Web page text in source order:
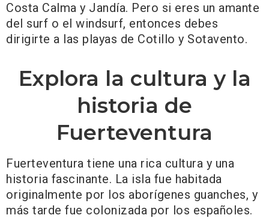
Costa Calma y Jandía. Pero si eres un amante
del surf o el windsurf, entonces debes
dirigirte a las playas de Cotillo y Sotavento.
Explora la cultura y la
historia de
Fuerteventura
Fuerteventura tiene una rica cultura y una
historia fascinante. La isla fue habitada
originalmente por los aborígenes guanches, y
más tarde fue colonizada por los españoles.